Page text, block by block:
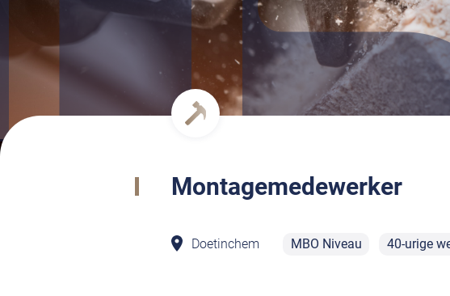
Montagemedewerker
Doetinchem MBO Niveau 40-urige